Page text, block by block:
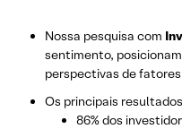
Nossa pesquisa com
sentimento,
perspectivas de
Os principais
86% dos